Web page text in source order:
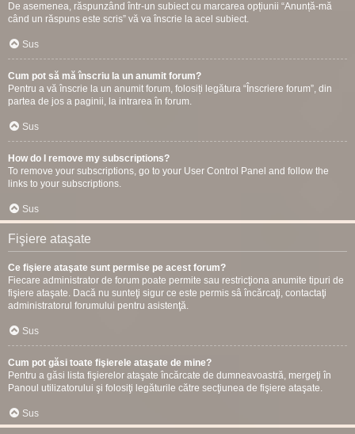
De asemenea, răspunzând într-un subiect cu marcarea opțiunii “Anunță-mă
când un răspuns este scris” vă va înscrie la acel subiect.
Sus
Cum pot să mă înscriu la un anumit forum?
Pentru a vă înscrie la un anumit forum, folosiți legătura “Înscriere forum”, din
partea de jos a paginii, la intrarea în forum.
Sus
How do I remove my subscriptions?
To remove your subscriptions, go to your User Control Panel and follow the
links to your subscriptions.
Sus
Fişiere ataşate
Ce fişiere ataşate sunt permise pe acest forum?
Fiecare administrator de forum poate permite sau restricţiona anumite tipuri de
fişiere ataşate. Dacă nu sunteţi sigur ce este permis sâ încărcaţi, contactaţi
administratorul forumului pentru asistenţă.
Sus
Cum pot găsi toate fişierele ataşate de mine?
Pentru a găsi lista fişierelor ataşate încărcate de dumneavoastră, mergeţi în
Panoul utilizatorului şi folosiţi legăturile către secţiunea de fişiere ataşate.
Sus